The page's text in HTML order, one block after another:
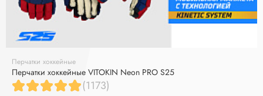
Перчатки хоккейные
Перчатки хоккейные VITOKIN Neon PRO S25
(1173)